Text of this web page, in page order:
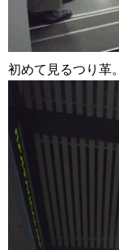
初めて見るつり革。